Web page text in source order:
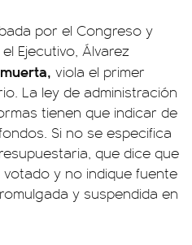
por el Congreso y
Ejecutivo, Álvarez
viola el primer
La ley de administración
tienen que indicar de
Si no se especifica
que dice que
y no indique fuente
y suspendida en